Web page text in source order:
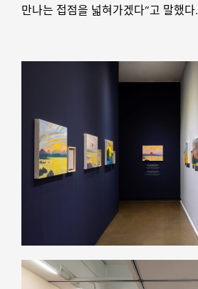
만나는 접점을 넓혀가겠다”고 말했다.